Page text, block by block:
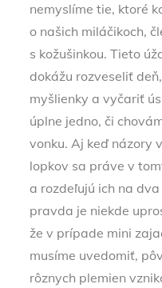
nemyslíme tie, ktoré
o našich miláčikoch,
s kožušinkou. Tieto
dokážu rozveseliť
myšlienky a vyčariť
úplne jedno, či
vonku. Aj keď názory
lopkov sa práve v
a rozdeľujú ich na
pravda je niekde
že v prípade mini
musíme uvedomiť,
rôznych plemien